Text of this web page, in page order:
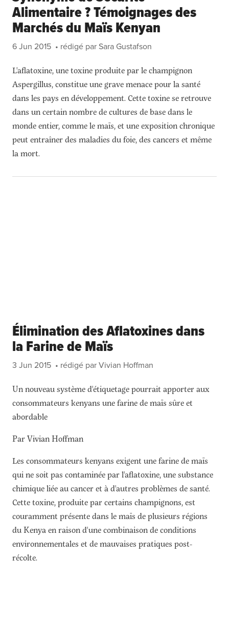
Alimentaire ? Témoignages des
Marchés du Maïs Kenyan
6 Jun 2015 • rédigé par Sara Gustafson
L'aflatoxine, une toxine produite par le champignon
Aspergillus, constitue une grave menace pour la santé
dans les pays en développement. Cette toxine se retrouve
dans un certain nombre de cultures de base dans le
monde entier, comme le maïs, et une exposition chronique
peut entraîner des maladies du foie, des cancers et même
la mort.
Élimination des Aflatoxines dans
la Farine de Maïs
3 Jun 2015 • rédigé par Vivian Hoffman
Un nouveau système d'étiquetage pourrait apporter aux
consommateurs kenyans une farine de maïs sûre et
abordable
Par Vivian Hoffman
Les consommateurs kenyans exigent une farine de maïs
qui ne soit pas contaminée par l'aflatoxine, une substance
chimique liée au cancer et à d'autres problèmes de santé.
Cette toxine, produite par certains champignons, est
couramment présente dans le maïs de plusieurs régions
du Kenya en raison d'une combinaison de conditions
environnementales et de mauvaises pratiques post-
récolte.